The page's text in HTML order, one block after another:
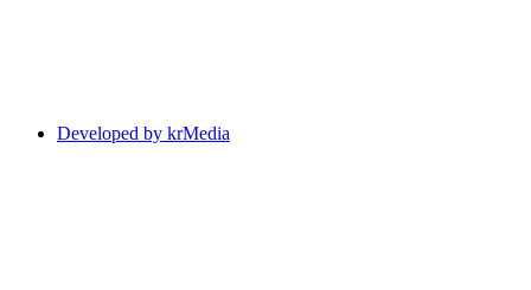
Developed by krMedia